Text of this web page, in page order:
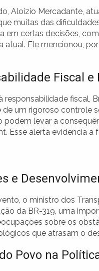
Aloizio Mercadante,
muitas das
em certas decisões,
atual. Ele mencionou,
Fiscal
responsabilidade fiscal,
de um rigoroso controle
podem levar a
Esse alerta evidencia
e
o ministro dos
da BR-319, uma
sobre os
que atrasam o
Povo na